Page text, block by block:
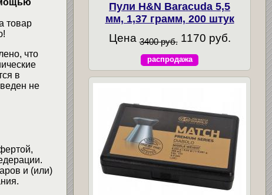
товар
что
в
не
и (или)
Пули H&N Baracuda 5,5
мм, 1,37 грамм, 200 штук
Цена 3400 руб. 1170 руб.
распродажа